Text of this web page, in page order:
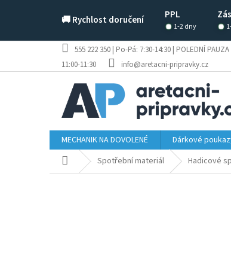
🚚 Rychlost doručení PPL
1-2 dny
555 222 350 | Po-Pá: 7:30-14:30 | POLEDNÍ
11:00-11:30
info@aretacni-pripravky.cz
MECHANIK NA DOVOLENÉ Dárkové
Domů Spotřební materiál Hadicové